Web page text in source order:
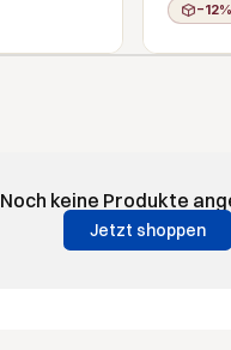
−12%
Noch keine Produkte
Jetzt shoppen